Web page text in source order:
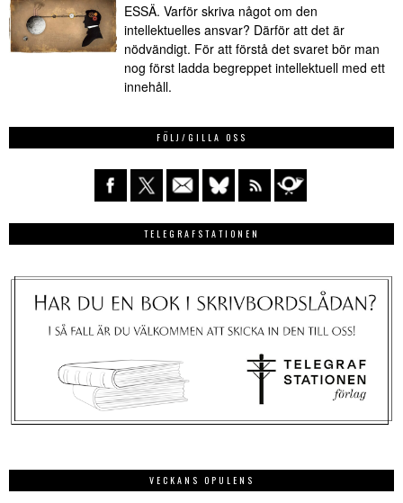
ESSÄ. Varför skriva något om den
intellektuelles ansvar? Därför att det är
nödvändigt. För att förstå det svaret bör man
nog först ladda begreppet intellektuell med ett
innehåll.
FÖLJ/GILLA OSS
TELEGRAFSTATIONEN
VECKANS OPULENS